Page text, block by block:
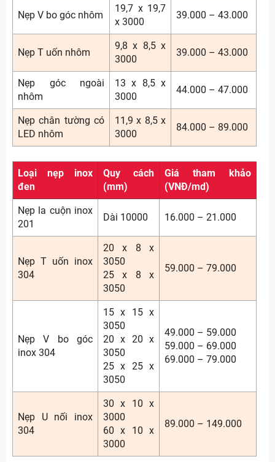
Nẹp V bo góc nhôm
19,7 x 19,7
x 3000
39.000 – 43.000
Nẹp T uốn nhôm
9,8 x 8,5 x
3000
39.000 – 43.000
Nẹp góc ngoài
nhôm
13 x 8,5 x
3000
44.000 – 47.000
Nẹp chân tường có
LED nhôm
11,9 x 8,5 x
3000
84.000 – 89.000
Loại nẹp inox
đen
Quy cách
(mm)
Giá tham khảo
(VNĐ/md)
Nẹp la cuộn inox
201
Dài 10000 16.000 – 21.000
Nẹp T uốn inox
304
20 x 8 x
3050
25 x 8 x
3050
59.000 – 79.000
Nẹp V bo góc
inox 304
15 x 15 x
3050
20 x 20 x
3050
25 x 25 x
3050
49.000 – 59.000
59.000 – 69.000
69.000 – 79.000
Nẹp U nối inox
304
30 x 10 x
3000
60 x 10 x
3000
89.000 – 149.000